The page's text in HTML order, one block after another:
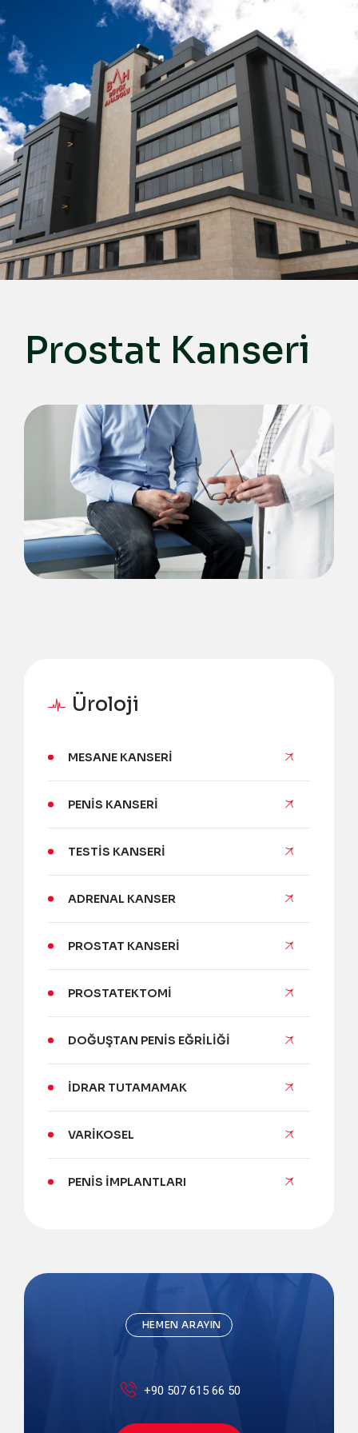
Türkçe
English
Deutsch
عربي
ქართული
Русский
български
Français
Español
Italiano
Prostat Kanseri
Üroloji
MESANE KANSERI
PENIS KANSERI
TESTIS KANSERI
ADRENAL KANSER
PROSTAT KANSERI
PROSTATEKTOMI
DOĞUŞTAN PENIS EĞRILIĞI
İDRAR TUTAMAMAK
VARIKOSEL
PENIS İMPLANTLARI
HEMEN ARAYIN
+90 507 615 66 50